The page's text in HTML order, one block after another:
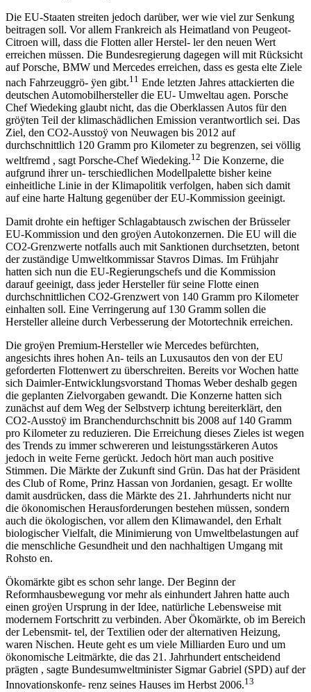
Die EU-Staaten streiten jedoch darüber, wer wie viel zur Senkung
beitragen soll. Vor allem Frankreich als Heimatland von Peugeot-
Citroen will, dass die Flotten aller Herstel- ler den neuen Wert
erreichen müssen. Die Bundesregierung dagegen will mit Rücksicht
auf Porsche, BMW und Mercedes erreichen, dass es gesta elte Ziele
nach Fahrzeuggrö- ÿen gibt.11 Ende letzten Jahres attackierten die
deutschen Automobilhersteller die EU- Umweltau agen. Porsche
Chef Wiedeking glaubt nicht, das die Oberklassen Autos für den
gröÿten Teil der klimaschädlichen Emission verantwortlich sei. Das
Ziel, den CO2-Ausstoÿ von Neuwagen bis 2012 auf
durchschnittlich 120 Gramm pro Kilometer zu begrenzen, sei völlig
weltfremd , sagt Porsche-Chef Wiedeking.12 Die Konzerne, die
aufgrund ihrer un- terschiedlichen Modellpalette bisher keine
einheitliche Linie in der Klimapolitik verfolgen, haben sich damit
auf eine harte Haltung gegenüber der EU-Kommission geeinigt.
Damit drohte ein heftiger Schlagabtausch zwischen der Brüsseler
EU-Kommission und den groÿen Autokonzernen. Die EU will die
CO2-Grenzwerte notfalls auch mit Sanktionen durchsetzten, betont
der zuständige Umweltkommissar Stavros Dimas. Im Frühjahr
hatten sich nun die EU-Regierungschefs und die Kommission
darauf geeinigt, dass jeder Hersteller für seine Flotte einen
durchschnittlichen CO2-Grenzwert von 140 Gramm pro Kilometer
einhalten soll. Eine Verringerung auf 130 Gramm sollen die
Hersteller alleine durch Verbesserung der Motortechnik erreichen.
Die groÿen Premium-Hersteller wie Mercedes befürchten,
angesichts ihres hohen An- teils an Luxusautos den von der EU
geforderten Flottenwert zu überschreiten. Bereits vor Wochen hatte
sich Daimler-Entwicklungsvorstand Thomas Weber deshalb gegen
die geplanten Zielvorgaben gewandt. Die Konzerne hatten sich
zunächst auf dem Weg der Selbstverp ichtung bereiterklärt, den
CO2-Ausstoÿ im Branchendurchschnitt bis 2008 auf 140 Gramm
pro Kilometer zu reduzieren. Die Erreichung dieses Zieles ist wegen
des Trends zu immer schwereren und leistungsstärkeren Autos
jedoch in weite Ferne gerückt. Jedoch hört man auch positive
Stimmen. Die Märkte der Zukunft sind Grün. Das hat der Präsident
des Club of Rome, Prinz Hassan von Jordanien, gesagt. Er wollte
damit ausdrücken, dass die Märkte des 21. Jahrhunderts nicht nur
die ökonomischen Herausforderungen bestehen müssen, sondern
auch die ökologischen, vor allem den Klimawandel, den Erhalt
biologischer Vielfalt, die Minimierung von Umweltbelastungen auf
die menschliche Gesundheit und den nachhaltigen Umgang mit
Rohsto en.
Ökomärkte gibt es schon sehr lange. Der Beginn der
Reformhausbewegung vor mehr als einhundert Jahren hatte auch
einen groÿen Ursprung in der Idee, natürliche Lebensweise mit
modernem Fortschritt zu verbinden. Aber Ökomärkte, ob im Bereich
der Lebensmit- tel, der Textilien oder der alternativen Heizung,
waren Nischen. Heute geht es um viele Milliarden Euro und um
ökonomische Leitmärkte, die das 21. Jahrhundert entscheidend
prägten , sagte Bundesumweltminister Sigmar Gabriel (SPD) auf der
Innovationskonfe- renz seines Hauses im Herbst 2006.13